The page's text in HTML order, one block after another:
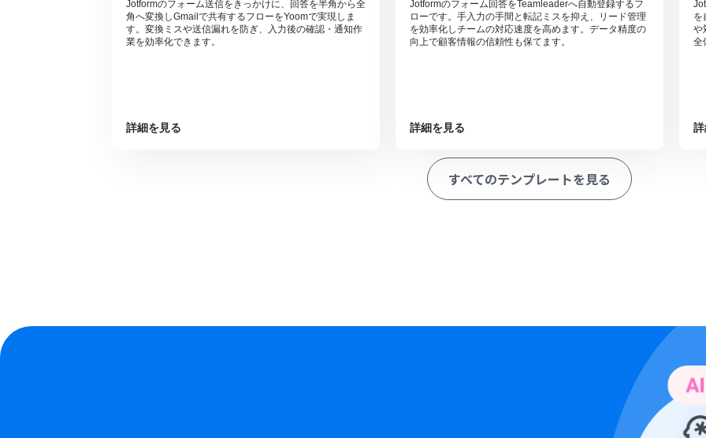
Jotformのフォーム送信をきっかけに、回答を半角から全
角へ変換しGmailで共有するフローをYoomで実現しま
す。変換ミスや送信漏れを防ぎ、入力後の確認・通知作
業を効率化できます。
詳細を見る
Jotformのフォーム回答をTeamleaderへ自動登録するフ
ローです。手入力の手間と転記ミスを抑え、リード管理
を効率化しチームの対応速度を高めます。データ精度の
向上で顧客情報の信頼性も保てます。
詳細を見る
を
や
全
すべてのテンプレートを見る